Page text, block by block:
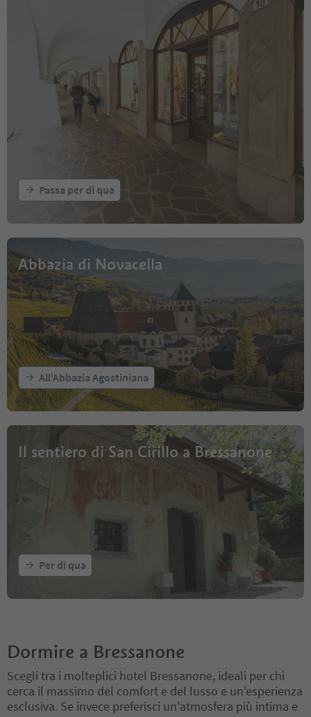
Passa per di qua
Abbazia di Novacella
All'Abbazia Agostiniana
Il sentiero di San Cirillo a Bressanone
Per di qua
Dormire a Bressanone
Scegli tra i molteplici hotel Bressanone, ideali per chi
cerca il massimo del comfort e del lusso e un'esperienza
esclusiva. Se invece preferisci un'atmosfera più intima e